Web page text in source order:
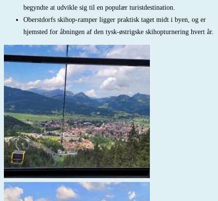
begyndte at udvikle sig til en populær turistdestination.
Oberstdorfs skihop-ramper ligger praktisk taget midt i byen, og er
hjemsted for åbningen af den tysk-østrigske skihopturnering hvert år.